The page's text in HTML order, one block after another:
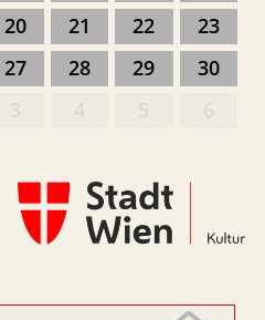
20 21 22
23
27 28 29
30